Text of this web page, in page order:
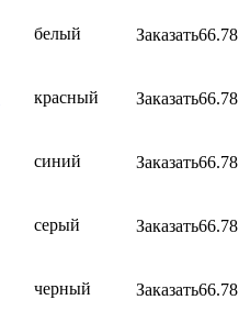
белый Заказать66.78
красный Заказать66.78
синий Заказать66.78
серый Заказать66.78
черный Заказать66.78